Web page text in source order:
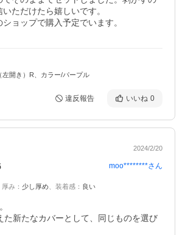
ただけたら嬉しいです。
ョップで購入予定でいます。
左開き）R、カラー/パープル
違反報告 いいね 0
2024/2/20
moo********さん
厚み ： 少し厚め 装着感 ： 良い
た新たなカバーとして、同じものを選び